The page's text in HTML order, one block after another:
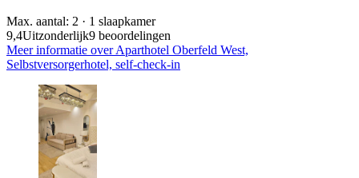
Max. aantal: 2 · 1 slaapkamer
9,4Uitzonderlijk9 beoordelingen
Meer informatie over Aparthotel Oberfeld West,
Selbstversorgerhotel, self-check-in